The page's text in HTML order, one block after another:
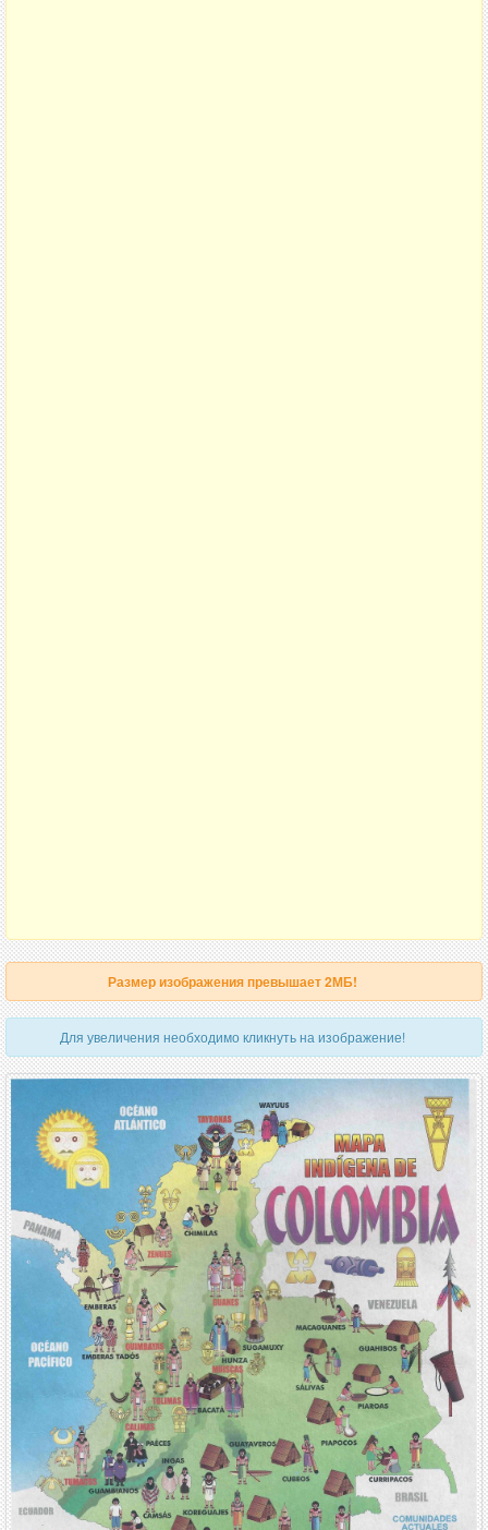
Размер изображения превышает 2МБ!
Для увеличения необходимо кликнуть на изображение!